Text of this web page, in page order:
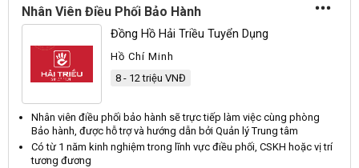
Nhân Viên Điều Phối Bảo Hành
Đồng Hồ Hải Triều Tuyển Dụng
Hồ Chí Minh
8 - 12 triệu VNĐ
Nhân viên điều phối bảo hành sẽ trực tiếp làm việc cùng phòng
Bảo hành, được hỗ trợ và hướng dẫn bởi Quản lý Trung tâm
Có từ 1 năm kinh nghiệm trong lĩnh vực điều phối, CSKH hoặc vị trí
tương đương